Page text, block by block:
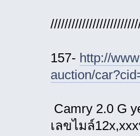
157- http://
auction/
Camry 2.0 G
เลขไมล์